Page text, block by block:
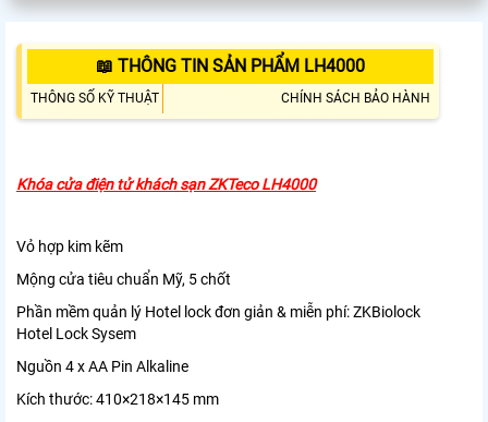
📖 THÔNG TIN SẢN PHẨM LH4000
THÔNG SỐ KỸ THUẬT CHÍNH SÁCH BẢO HÀNH
Khóa cửa điện tử khách sạn ZKTeco LH4000
Vỏ hợp kim kẽm
Mộng cửa tiêu chuẩn Mỹ, 5 chốt
Phần mềm quản lý Hotel lock đơn giản & miễn phí: ZKBiolock
Hotel Lock Sysem
Nguồn 4 x AA Pin Alkaline
Kích thước: 410×218×145 mm